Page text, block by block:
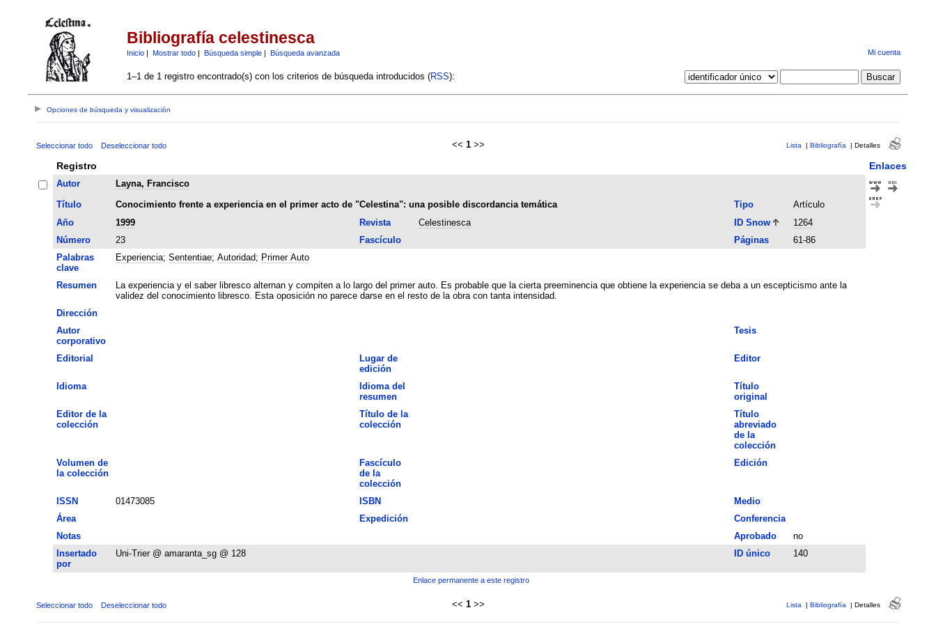
Bibliografía celestinesca
Inicio| Mostrar todo| Búsqueda simple| Búsqueda avanzada Mi cuenta
1–1 de 1 registro encontrado(s) con los criterios de búsqueda introducidos (RSS):
Opciones de búsqueda y visualización
Seleccionar todo Deseleccionar todo << 1 >> Lista | Bibliografía | Detalles
Registro Enlaces
Autor
Layna, Francisco
Título
Conocimiento frente a experiencia en el primer acto de "Celestina": una posible discordancia temática Tipo
Artículo
Año
1999 Revista Celestinesca ID Snow
1264
Número
23 Fascículo Páginas
61-86
Palabras
clave
Experiencia; Sententiae; Autoridad; Primer Auto
Resumen
La experiencia y el saber libresco alternan y compiten a lo largo del primer auto. Es probable que la cierta preeminencia que obtiene la experiencia se deba a un escepticismo ante la
validez del conocimiento libresco. Esta oposición no parece darse en el resto de la obra con tanta intensidad.
Dirección
Autor
corporativo
Tesis
Editorial
Lugar de
edición
Editor
Idioma
Idioma del
resumen
Título
original
Editor de la
colección
Título de la
colección
Título
abreviado
de la
colección
Volumen de
la colección
Fascículo
de la
colección
Edición
ISSN 01473085 ISBN
Medio
Área
Expedición
Conferencia
Notas
Aprobado
no
Insertado
por
Uni-Trier @ amaranta_sg @ 128 ID único 140
Enlace permanente a este registro
Seleccionar todo Deseleccionar todo << 1 >> Lista | Bibliografía | Detalles